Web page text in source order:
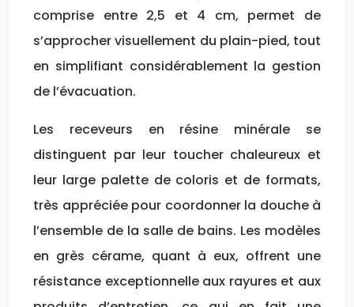
comprise entre 2,5 et 4 cm, permet de
s’approcher visuellement du plain-pied, tout
en simplifiant considérablement la gestion
de l’évacuation.
Les receveurs en résine minérale se
distinguent par leur toucher chaleureux et
leur large palette de coloris et de formats,
très appréciée pour coordonner la douche à
l’ensemble de la salle de bains. Les modèles
en grès cérame, quant à eux, offrent une
résistance exceptionnelle aux rayures et aux